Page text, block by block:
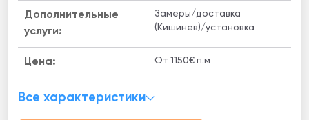
Дополнительные
услуги:
Замеры/доставка
(Кишинев)/установка
Цена: От 1150€ п.м
Все характеристики